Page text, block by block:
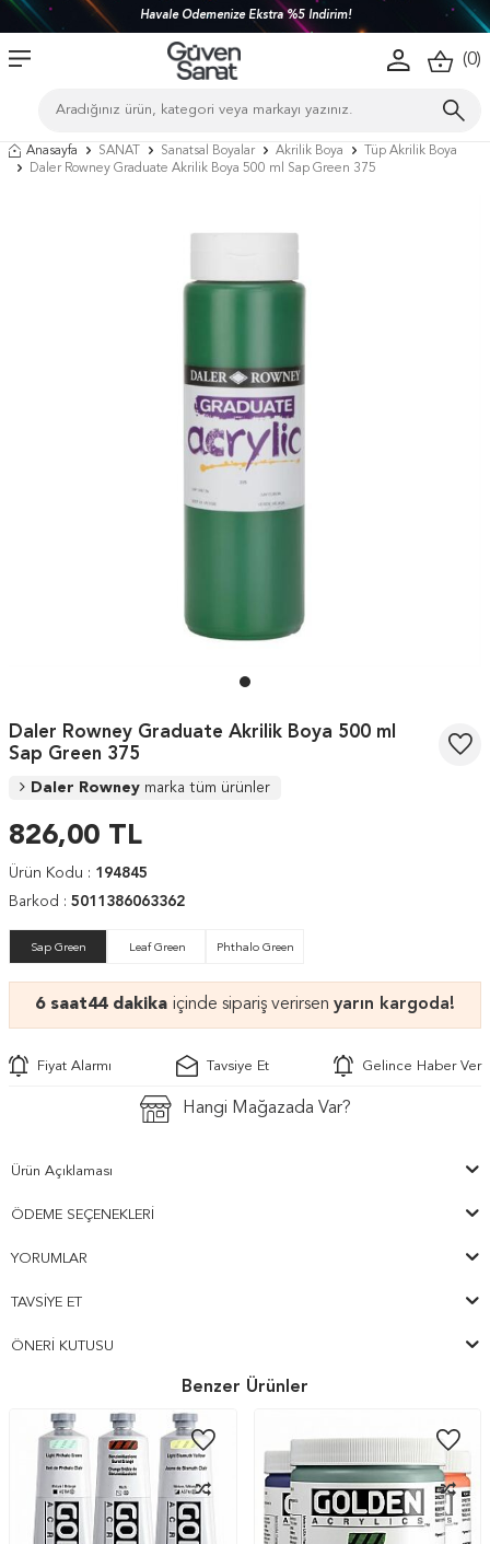
Havale Ödemenize Ekstra %5 İndirim!
(0)
Anasayfa SANAT Sanatsal Boyalar Akrilik Boya
Tüp Akrilik Boya
Daler Rowney Graduate Akrilik Boya 500 ml Sap Green 375
Daler Rowney Graduate Akrilik Boya 500 ml
Sap Green 375
Daler Rowney marka tüm ürünler
826,00 TL
Ürün Kodu : 194845
Barkod : 5011386063362
Sap Green Leaf Green Phthalo Green
6 saat44 dakika içinde sipariş verirsen yarın kargoda!
Fiyat Alarmı Tavsiye Et Gelince Haber Ver
Hangi Mağazada Var?
Ürün Açıklaması
ÖDEME SEÇENEKLERI
YORUMLAR
TAVSIYE ET
ÖNERI KUTUSU
Benzer Ürünler